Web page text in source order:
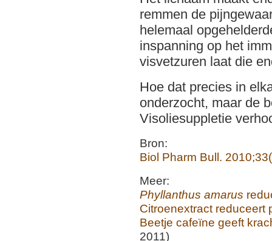
remmen de
helemaal
inspanning op het
visvetzuren laat die
Hoe dat precies in
onderzocht, maar de
Visoliesuppletie
Bron:
Biol Pharm Bull.
Meer:
Phyllanthus amarus
Citroenextract reduceert
Beetje cafeïne geeft
2011)